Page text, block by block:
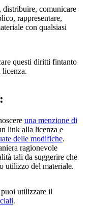
comunicare
rappresentare,
con qualsiasi
questi diritti fintanto
licenza.
una menzione di
link alla licenza e
delle modifiche.
ragionevole
tali da suggerire che
utilizzo del materiale.
utilizzare il
.